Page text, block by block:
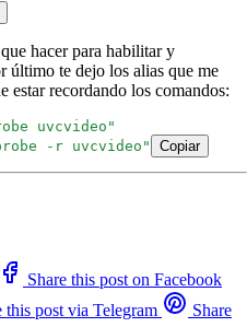
hacer para habilitar y
último te dejo los alias que me
estar recordando los comandos:
uvcvideo"
-r uvcvideo" Copiar
Share this post on Facebook
this post via Telegram
Share